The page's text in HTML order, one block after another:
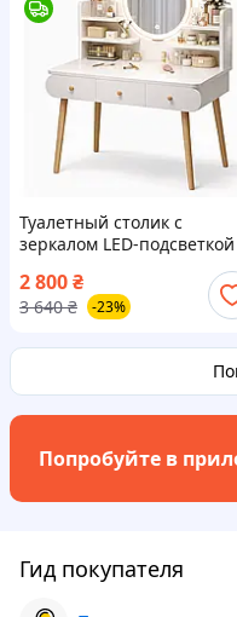
Туалетный столик с
зеркалом LED-
3 ящиками D27F-100
White УЦЕНКА (фото в
описании)
2 800₴
3 640 ₴ -23%
Попробуйте в
Гид покупателя